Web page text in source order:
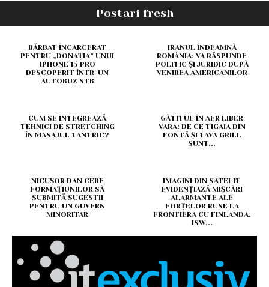
Postari fresh
BĂRBAT ÎNCARCERAT
PENTRU „DONAȚIA” UNUI
IPHONE 15 PRO
DESCOPERIT ÎNTR-UN
AUTOBUZ STB
IRANUL ÎNDEAMNĂ
ROMÂNIA: VA RĂSPUNDE
POLITIC ȘI JURIDIC DUPĂ
VENIREA AMERICANILOR
CUM SE INTEGREAZĂ
TEHNICI DE STRETCHING
ÎN MASAJUL TANTRIC?
GĂTITUL ÎN AER LIBER
VARA: DE CE TIGAIA DIN
FONTĂ ȘI TAVA GRILL
SUNT...
NICUȘOR DAN CERE
FORMAȚIUNILOR SĂ
SUBMITĂ SUGESTII
PENTRU UN GUVERN
MINORITAR
IMAGINI DIN SATELIT
EVIDENȚIAZĂ MIȘCĂRI
ALARMANTE ALE
FORȚELOR RUSE LA
FRONTIERA CU FINLANDA.
ISW...